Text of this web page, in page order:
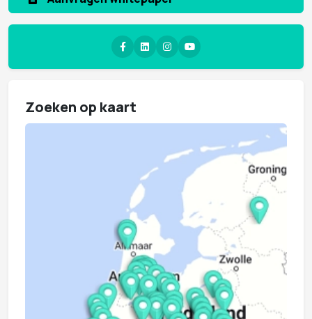
Zoeken op kaart